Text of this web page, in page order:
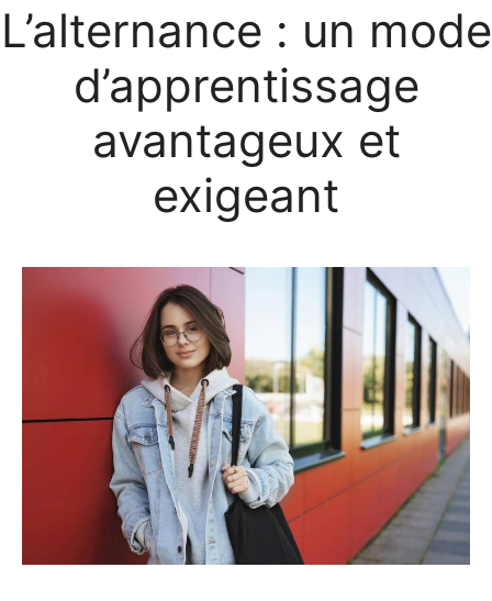
L’alternance : un mode
d’apprentissage
avantageux et
exigeant